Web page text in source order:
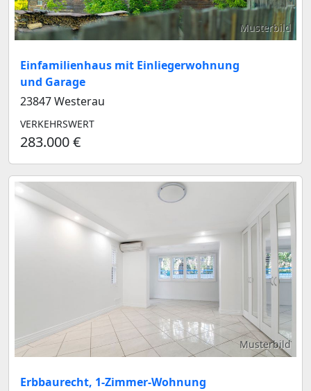
Musterbild
Einfamilienhaus mit Einliegerwohnung
und Garage
23847 Westerau
VERKEHRSWERT
283.000 €
Musterbild
Erbbaurecht, 1-Zimmer-Wohnung